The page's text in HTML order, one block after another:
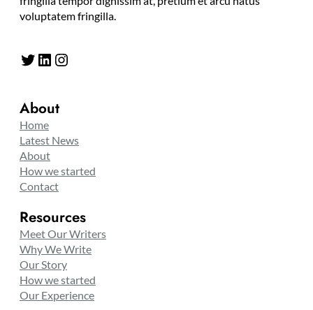
voluptatem fringilla.
Twitter LinkedIn Instagram
About
Home
Latest News
About
How we started
Contact
Resources
Meet Our Writers
Why We Write
Our Story
How we started
Our Experience